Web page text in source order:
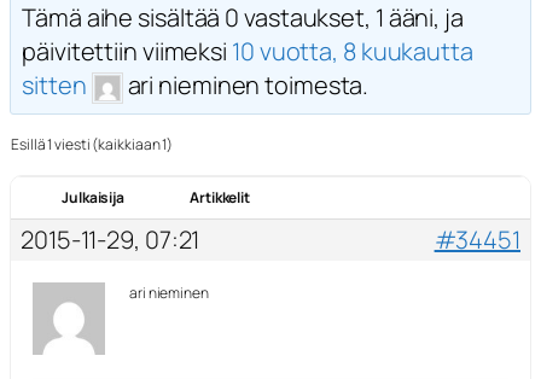
Tämä aihe sisältää 0 vastaukset, 1 ääni, ja
päivitettiin viimeksi 10 vuotta, 8 kuukautta
sitten
ari nieminen toimesta.
Esillä 1 viesti (kaikkiaan 1)
Julkaisija Artikkelit
2015-11-29, 07:21 #34451
ari nieminen